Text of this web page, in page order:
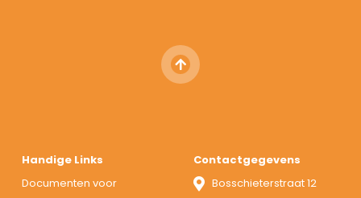
Handige Links
Documenten voor
Contactgegevens
Bosschieterstraat 12